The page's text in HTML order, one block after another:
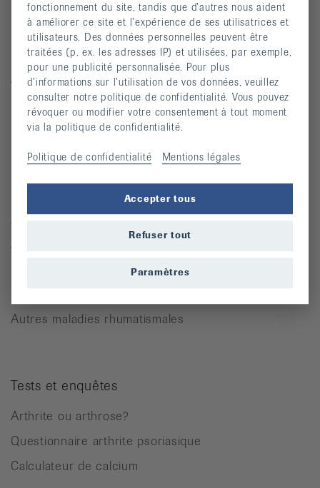
Manifestations
Prévention des chutes
Publications
Vidéos
Lettre d’information
Moyens auxiliaires
Maladies rhumatismales
Arthrite
Arthrose
Autres maladies rhumatismales
Tests et enquêtes
Arthrite ou arthrose?
Questionnaire arthrite psoriasique
Calculateur de calcium
fonctionnement du site, tandis que d’autres nous aident
à améliorer ce site et l’expérience de ses utilisatrices et
utilisateurs. Des données personnelles peuvent être
traitées (p. ex. les adresses IP) et utilisées, par exemple,
pour une publicité personnalisée. Pour plus
d’informations sur l’utilisation de vos données, veuillez
consulter notre politique de confidentialité. Vous pouvez
révoquer ou modifier votre consentement à tout moment
via la politique de confidentialité.
Politique de confidentialité Mentions légales
Accepter tous
Refuser tout
Paramètres